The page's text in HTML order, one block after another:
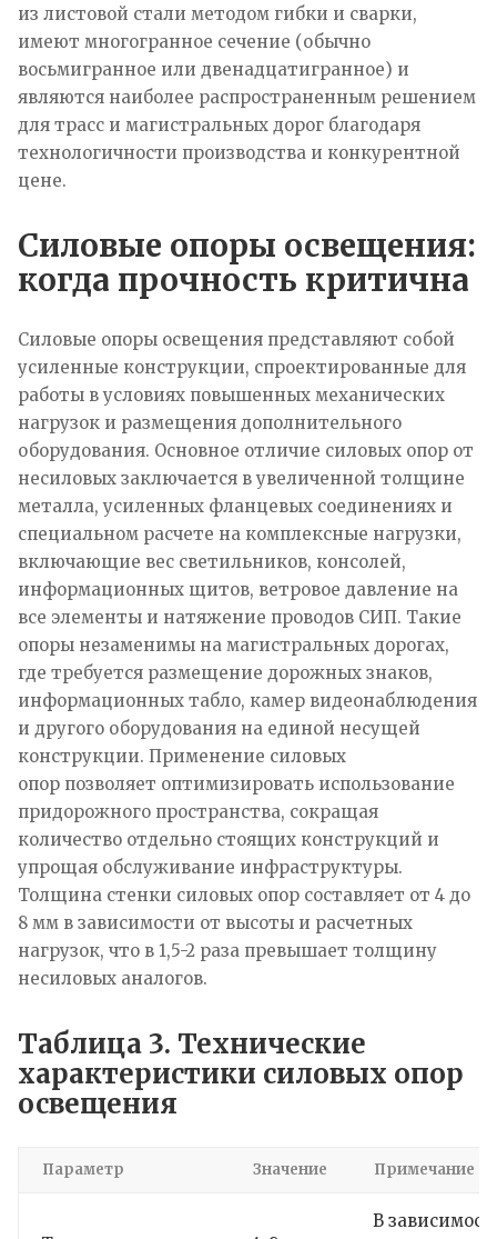
из листовой стали методом гибки и сварки,
имеют многогранное сечение (обычно
восьмигранное или двенадцатигранное) и
являются наиболее распространенным решением
для трасс и магистральных дорог благодаря
технологичности производства и конкурентной
цене.
Силовые опоры освещения:
когда прочность критична
Силовые опоры освещения представляют собой
усиленные конструкции, спроектированные для
работы в условиях повышенных механических
нагрузок и размещения дополнительного
оборудования. Основное отличие силовых опор от
несиловых заключается в увеличенной толщине
металла, усиленных фланцевых соединениях и
специальном расчете на комплексные нагрузки,
включающие вес светильников, консолей,
информационных щитов, ветровое давление на
все элементы и натяжение проводов СИП. Такие
опоры незаменимы на магистральных дорогах,
где требуется размещение дорожных знаков,
информационных табло, камер видеонаблюдения
и другого оборудования на единой несущей
конструкции. Применение силовых
опор позволяет оптимизировать использование
придорожного пространства, сокращая
количество отдельно стоящих конструкций и
упрощая обслуживание инфраструктуры.
Толщина стенки силовых опор составляет от 4 до
8 мм в зависимости от высоты и расчетных
нагрузок, что в 1,5-2 раза превышает толщину
несиловых аналогов.
Таблица 3. Технические
характеристики силовых опор
освещения
Параметр Значение Примечание
В